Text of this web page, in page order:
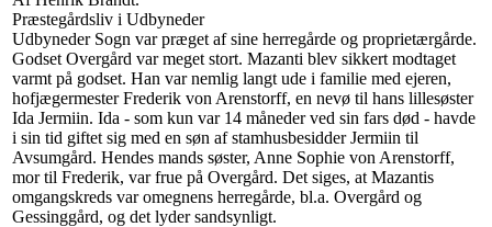
Præstegårdsliv i Udbyneder
Udbyneder Sogn var præget af sine herregårde og proprietærgårde.
Godset Overgård var meget stort. Mazanti blev sikkert modtaget
varmt på godset. Han var nemlig langt ude i familie med ejeren,
hofjægermester Frederik von Arenstorff, en nevø til hans lillesøster
Ida Jermiin. Ida - som kun var 14 måneder ved sin fars død - havde
i sin tid giftet sig med en søn af stamhusbesidder Jermiin til
Avsumgård. Hendes mands søster, Anne Sophie von Arenstorff,
mor til Frederik, var frue på Overgård. Det siges, at Mazantis
omgangskreds var omegnens herregårde, bl.a. Overgård og
Gessinggård, og det lyder sandsynligt.